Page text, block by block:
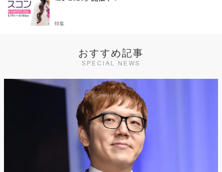
特集
おすすめ記事
SPECIAL NEWS